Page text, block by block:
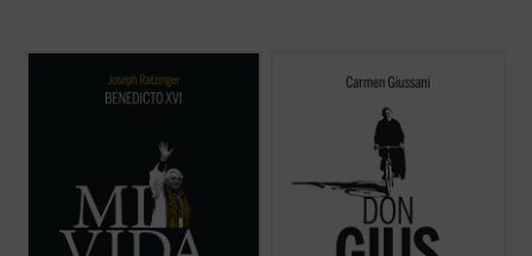
repasa los problemas de la Iglesia
contemporánea, dando una visión plena de
Giuliano Vigini que reconstruye los años ...
recoge cerca de un centenar de
vida, compartieron un tramo de camino con
él. Un libro único y precioso que, con motivo
del centenario del nacimiento del fundador